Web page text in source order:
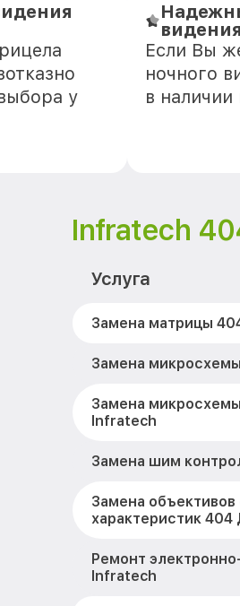
у
Если Вы
ночного
в
Infratech
Услуга
Замена матрицы
Замена
Замена
Infratech
Замена шим
Замена
характеристик
Ремонт
Infratech